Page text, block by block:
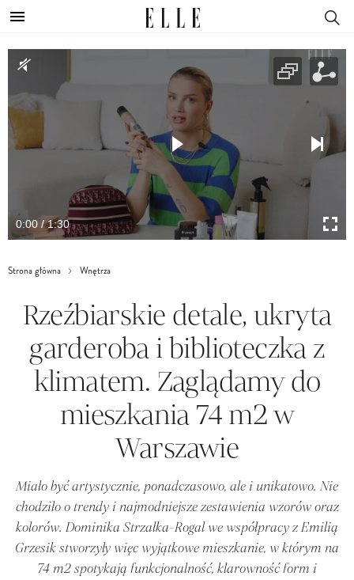
0:00 / 1:30
Strona główna Wnętrza
Rzeźbiarskie detale, ukryta
garderoba i biblioteczka z
klimatem. Zaglądamy do
mieszkania 74 m2 w
Warszawie
Miało być artystycznie, ponadczasowo, ale i unikatowo. Nie
chodziło o trendy i najmodniejsze zestawienia wzorów oraz
kolorów. Dominika Strzałka-Rogal we współpracy z Emilią
Grzesik stworzyły więc wyjątkowe mieszkanie, w którym na
74 m2 spotykają funkcjonalność, klarowność form i